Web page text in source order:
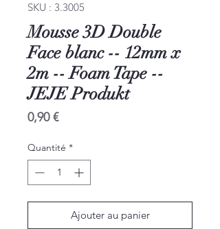
SKU : 3.3005
Mousse 3D Double
Face blanc -- 12mm x
2m -- Foam Tape --
JEJE Produkt
0,90 €Prix
Quantité *
Ajouter au panier